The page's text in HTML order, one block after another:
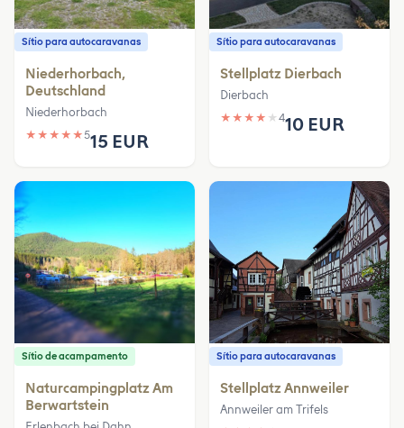
Sítio para autocaravanas
Niederhorbach,
Deutschland
Niederhorbach
★ ★ ★ ★ ★515 EUR
Sítio para autocaravanas
Stellplatz Dierbach
Dierbach
★ ★ ★ ★ ★ 410 EUR
Sítio de acampamento
Naturcampingplatz Am
Berwartstein
Sítio para autocaravanas
Stellplatz Annweiler
Annweiler am Trifels